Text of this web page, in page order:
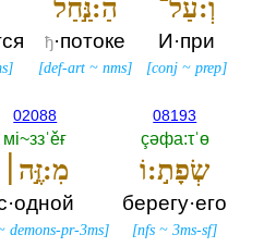
וְ:עַל־
И·при
[conj ~prep]
הַ:נַּ֣חַל
ђ·потоке
[def-art ~nms]
]
08193
çәфа:τˈө
שְׂפָת֣:וֹ
берегу·его
[nfs ~3ms-sf]
02088
мi~ззˈěғ
מִ:זֶּ֣ה׀
demons-pr-3ms]